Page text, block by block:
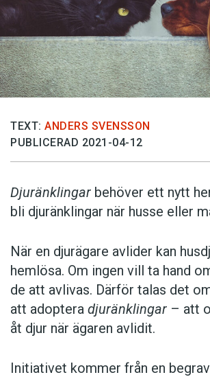
TEXT: ANDERS SVENSSON
PUBLICERAD 2021-04-12
Djuränklingar behöver ett nytt
bli djuränklingar när husse eller
När en djurägare avlider kan
hemlösa. Om ingen vill ta hand
de att avlivas. Därför talas det
att adoptera djuränklingar – att
åt djur när ägaren avlidit.
Initiativet kommer från en